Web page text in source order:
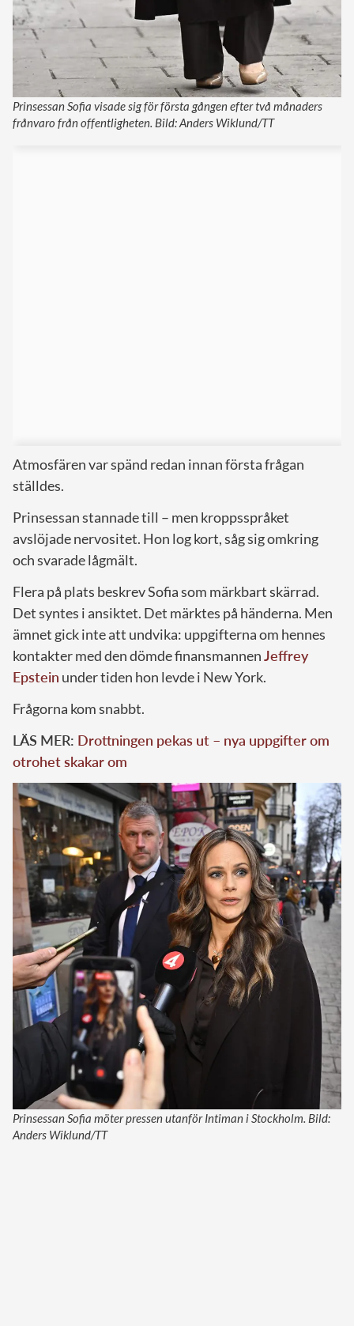
Prinsessan Sofia visade sig för första gången efter två månaders
frånvaro från offentligheten. Bild: Anders Wiklund/TT
Atmosfären var spänd redan innan första frågan
ställdes.
Prinsessan stannade till – men kroppsspråket
avslöjade nervositet. Hon log kort, såg sig omkring
och svarade lågmält.
Flera på plats beskrev Sofia som märkbart skärrad.
Det syntes i ansiktet. Det märktes på händerna. Men
ämnet gick inte att undvika: uppgifterna om hennes
kontakter med den dömde finansmannenJeffrey
Epstein under tiden hon levde i New York.
Frågorna kom snabbt.
LÄS MER: Drottningen pekas ut – nya uppgifter om
otrohet skakar om
Prinsessan Sofia möter pressen utanför Intiman i Stockholm. Bild:
Anders Wiklund/TT